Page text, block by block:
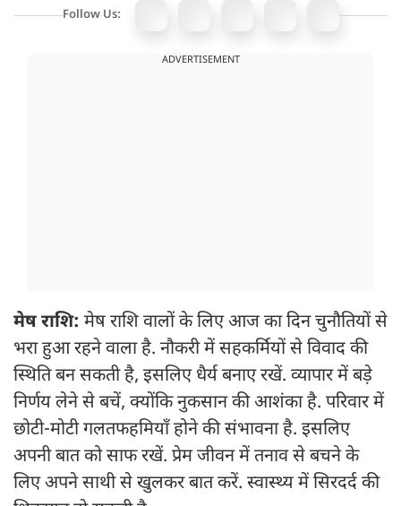
Follow Us:
ADVERTISEMENT
मेष राशि: मेष राशि वालों के लिए आज का दिन चुनौतियों से
भरा हुआ रहने वाला है. नौकरी में सहकर्मियों से विवाद की
स्थिति बन सकती है, इसलिए धैर्य बनाए रखें. व्यापार में बड़े
निर्णय लेने से बचें, क्योंकि नुकसान की आशंका है. परिवार में
छोटी-मोटी गलतफहमियाँ होने की संभावना है. इसलिए
अपनी बात को साफ रखें. प्रेम जीवन में तनाव से बचने के
लिए अपने साथी से खुलकर बात करें. स्वास्थ्य में सिरदर्द की